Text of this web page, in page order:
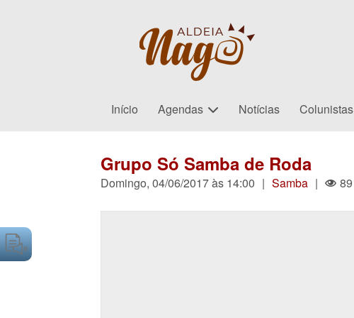
Início Agendas Notícias Colunistas
Grupo Só Samba de Roda
Domingo, 04/06/2017 às 14:00 | Samba | 89